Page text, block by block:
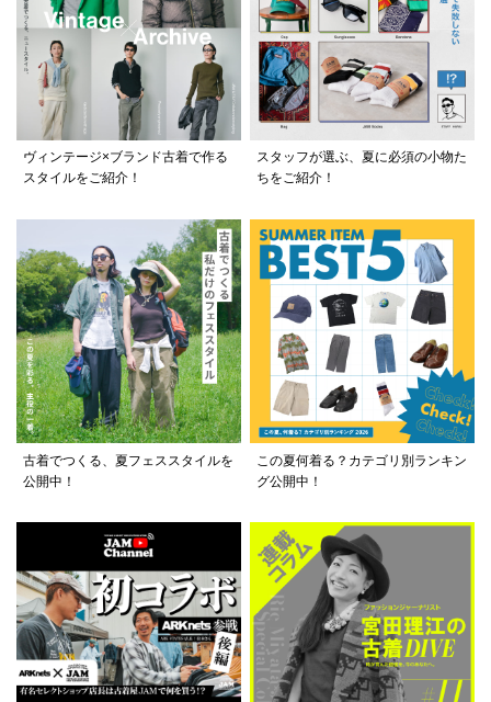
ヴィンテージ×ブランド古着で作る
スタイルをご紹介！
スタッフが選ぶ、夏に必須の小物た
ちをご紹介！
古着でつくる、夏フェススタイルを
公開中！
この夏何着る？カテゴリ別ランキン
グ公開中！